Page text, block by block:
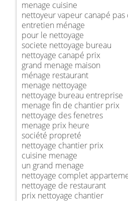
menage cuisine
nettoyeur vapeur canapé pas
entretien ménage
pour le nettoyage
societe nettoyage bureau
nettoyage canapé prix
grand menage maison
ménage restaurant
menage nettoyage
nettoyage bureau entreprise
menage fin de chantier prix
nettoyage des fenetres
menage prix heure
société propreté
nettoyage chantier prix
cuisine menage
un grand menage
nettoyage complet
nettoyage de restaurant
prix nettoyage chantier